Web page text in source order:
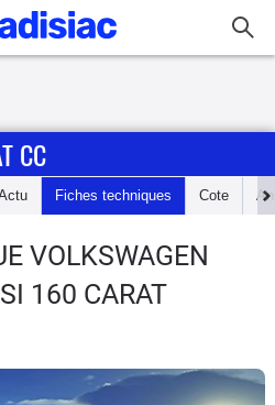
CC
Fiches techniques Cote
VOLKSWAGEN
160 CARAT